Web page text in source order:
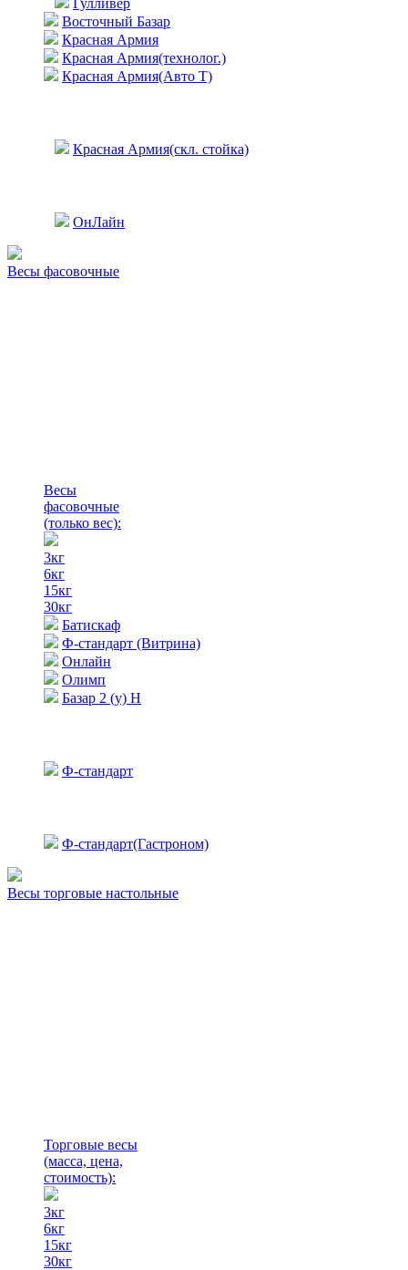
Гулливер
Восточный Базар
Красная Армия
Красная Армия(технолог.)
Красная Армия(Авто Т)
Красная Армия(скл. стойка)
ОнЛайн
Весы фасовочные
Весы
фасовочные
(только вес):
3кг
6кг
15кг
30кг
Батискаф
Ф-стандарт (Витрина)
Онлайн
Олимп
Базар 2 (у) Н
Ф-стандарт
Ф-стандарт(Гастроном)
Весы торговые настольные
Торговые весы
(масса, цена,
стоимость):
3кг
6кг
15кг
30кг